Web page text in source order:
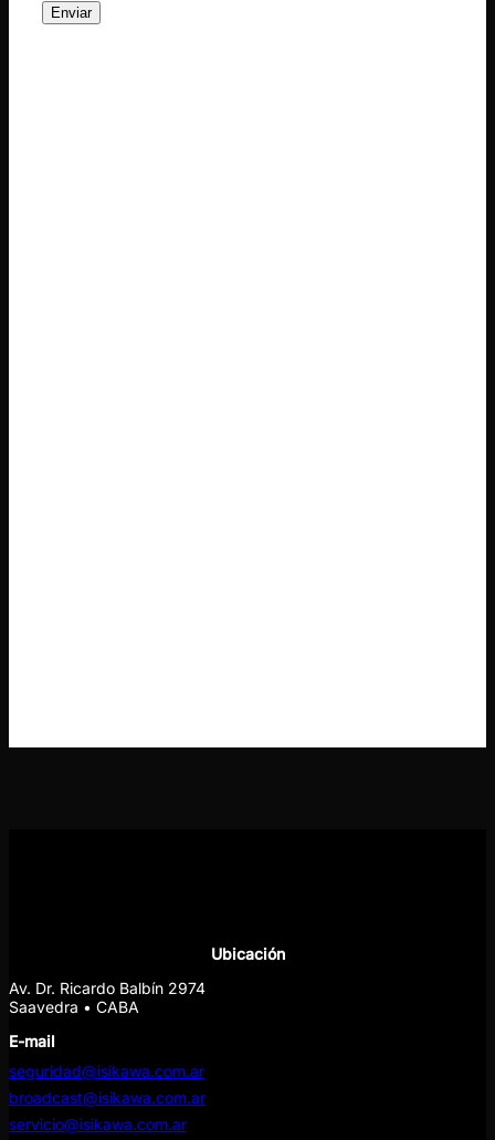
Ubicación
Av. Dr. Ricardo Balbín 2974
Saavedra • CABA
E-mail
seguridad@isikawa.com.ar
broadcast@isikawa.com.ar
servicio@isikawa.com.ar